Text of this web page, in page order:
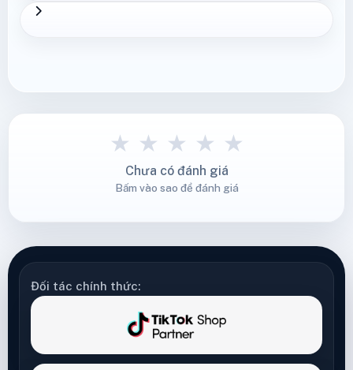
★ ★ ★ ★ ★
Chưa có đánh giá
Bấm vào sao để đánh giá
Đối tác chính thức: